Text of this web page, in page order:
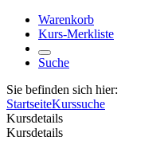
Warenkorb
Kurs-Merkliste
Suche
Sie befinden sich hier:
StartseiteKurssuche
Kursdetails
Kursdetails